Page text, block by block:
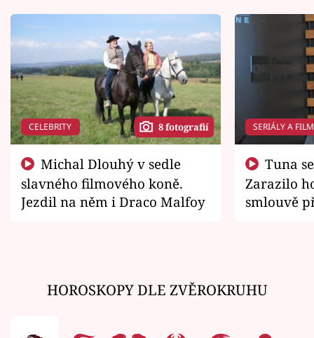
CELEBRITY 8 fotografií
slavného filmového koně.
Jezdil na něm i Draco Malfoy
SERIÁLY A
Zarazilo
smlouvě
HOROSKOPY DLE ZVĚROKRUHU